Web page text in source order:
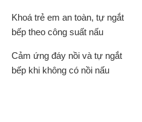
Khoá trẻ em an toàn, tự ngắt
bếp theo công suất nấu
Cảm ứng đáy nồi và tự ngắt
bếp khi không có nồi nấu